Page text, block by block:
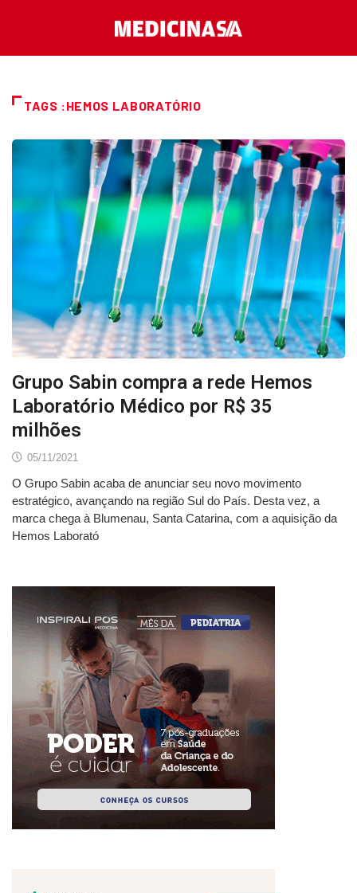
TAGS :HEMOS LABORATÓRIO
Grupo Sabin compra a rede Hemos
Laboratório Médico por R$ 35
milhões
05/11/2021
O Grupo Sabin acaba de anunciar seu novo movimento
estratégico, avançando na região Sul do País. Desta vez, a
marca chega à Blumenau, Santa Catarina, com a aquisição da
Hemos Laborató